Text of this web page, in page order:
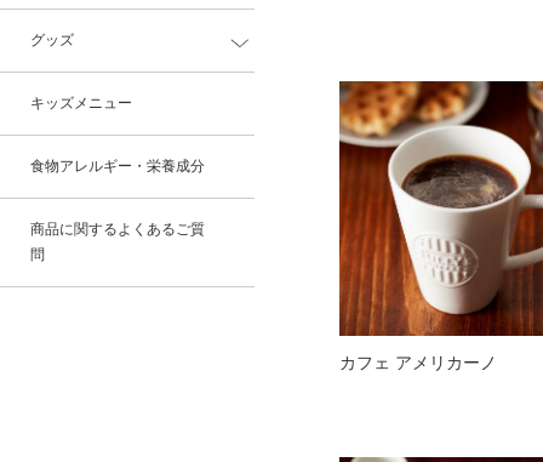
グッズ
キッズメニュー
食物アレルギー・栄養成分
商品に関するよくあるご質
問
カフェ アメリカーノ